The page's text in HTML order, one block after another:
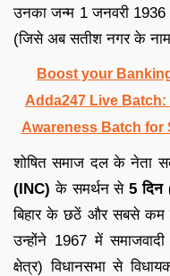
उनका जन्म 1 जनवरी 1936
(जिसे अब सतीश नगर के
Boost your
Adda247 Live Batch:
Awareness Batch for
शोषित समाज दल के नेता
(INC) के समर्थन से5 दिन
बिहार के छठें और सबसे कम
उन्होंने 1967 में समाजवादी
क्षेत्र) विधानसभा से